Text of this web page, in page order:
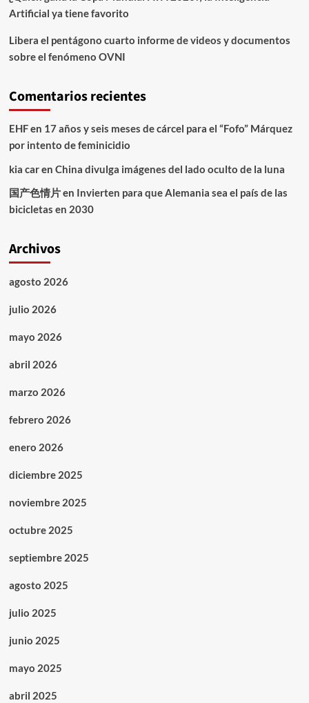
Artificial ya tiene favorito
Libera el pentágono cuarto informe de videos y documentos
sobre el fenómeno OVNI
Comentarios recientes
EHFen 17 años y seis meses de cárcel para el “Fofo” Márquez
por intento de feminicidio
kia caren China divulga imágenes del lado oculto de la luna
国产色情片en Invierten para que Alemania sea el país de las
bicicletas en 2030
Archivos
agosto 2026
julio 2026
mayo 2026
abril 2026
marzo 2026
febrero 2026
enero 2026
diciembre 2025
noviembre 2025
octubre 2025
septiembre 2025
agosto 2025
julio 2025
junio 2025
mayo 2025
abril 2025